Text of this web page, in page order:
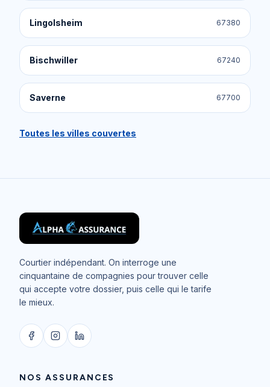
Lingolsheim 67380
Bischwiller 67240
Saverne 67700
Toutes les villes couvertes
Courtier indépendant. On interroge une
cinquantaine de compagnies pour trouver celle
qui accepte votre dossier, puis celle qui le tarife
le mieux.
NOS ASSURANCES